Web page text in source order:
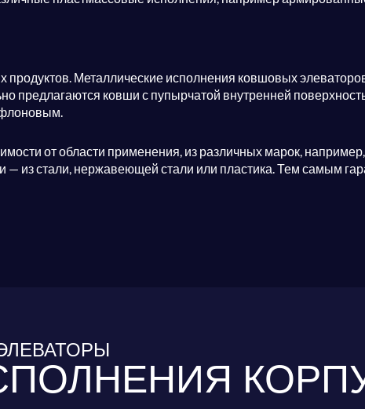
Металлические исполнения ковшовых
предлагаются ковши с пупырчатой внутренней
от области применения, из различных марок,
из стали, нержавеющей стали или пластика. Тем самым